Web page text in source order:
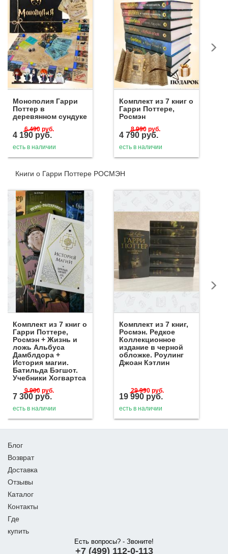
Монополия Гарри
Поттер в
деревянном сундуке
6 490 руб.
4 190 руб.
есть в наличии
Комплект из 7 книг о
Гарри Поттере,
Росмэн
8 990 руб.
4 790 руб.
есть в наличии
Книги о Гарри Поттере РОСМЭН
Комплект из 7 книг о
Гарри Поттере,
Росмэн + Жизнь и
ложь Альбуса
Дамблдора +
История магии.
Батильда Бэгшот.
Учебники Хогвартса
9 900 руб.
7 300 руб.
есть в наличии
Комплект из 7 книг,
Росмэн. Редкое
Коллекционное
издание в черной
обложке. Роулинг
Джоан Кэтлин
29 990 руб.
19 990 руб.
есть в наличии
Блог
Возврат
Доставка
Отзывы
Каталог
Контакты
Где
купить
Есть вопросы? - Звоните!
+7 (499) 112-0-113